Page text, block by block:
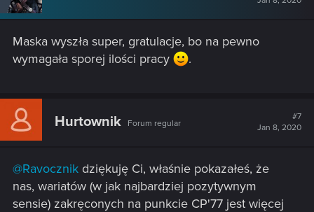
Maska wyszła super, gratulacje, bo na pewno
wymagała sporej ilości pracy
.
Hurtownik Forum regular
#7
Jan 8, 2020
@Ravocznik dziękuję Ci, właśnie pokazałeś, że
nas, wariatów (w jak najbardziej pozytywnym
sensie) zakręconych na punkcie CP'77 jest więcej